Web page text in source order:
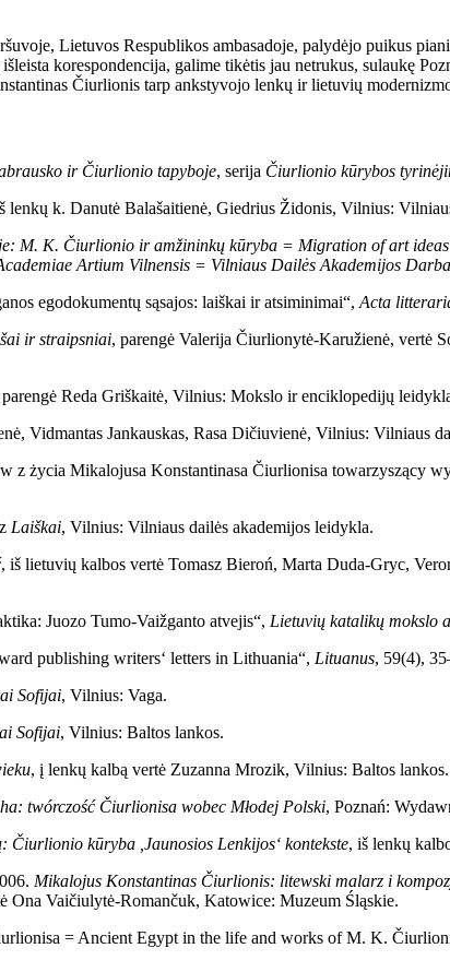
Lietuvos Respublikos ambasadoje, palydėjo puikus
korespondencija, galime tikėtis jau netrukus, sulaukę
Čiurlionis tarp ankstyvojo lenkų ir lietuvių
ir Čiurlionio tapyboje, serija Čiurlionio kūrybos
lenkų k. Danutė Balašaitienė, Giedrius Židonis, Vilnius:
M. K. Čiurlionio ir amžininkų kūryba = Migration of art
Artium Vilnensis = Vilniaus Dailės Akademijos
egodokumentų sąsajos: laiškai ir atsiminimai“, Acta
ir straipsniai, parengė Valerija Čiurlionytė-Karužienė, vertė
parengė Reda Griškaitė, Vilnius: Mokslo ir enciklopedijų
Vidmantas Jankauskas, Rasa Dičiuvienė, Vilnius: Vilniaus
z życia Mikalojusa Konstantinasa Čiurlionisa towarzyszący
Laiškai, Vilnius: Vilniaus dailės akademijos leidykla.
, iš lietuvių kalbos vertė Tomasz Bieroń, Marta Duda-Gryc,
Juozo Tumo-Vaižganto atvejis“, Lietuvių katalikų mokslo
publishing writers‘ letters in Lithuania“, Lituanus, 59(4),
Sofijai, Vilnius: Vaga.
Sofijai, Vilnius: Baltos lankos.
, į lenkų kalbą vertė Zuzanna Mrozik, Vilnius: Baltos lankos.
twórczość Čiurlionisa wobec Młodej Polski, Poznań:
kūryba ,Jaunosios Lenkijos‘ kontekste, iš lenkų
Mikalojus Konstantinas Čiurlionis: litewski malarz i
Ona Vaičiulytė-Romančuk, Katowice: Muzeum Śląskie.
= Ancient Egypt in the life and works of M. K.